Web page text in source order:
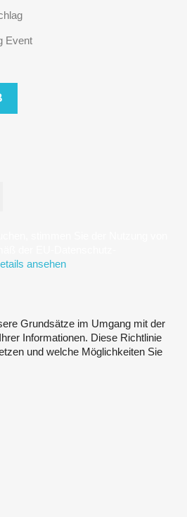
Event
ansehen
Grundsätze im Umgang mit der
Informationen. Diese Richtlinie
und welche Möglichkeiten Sie